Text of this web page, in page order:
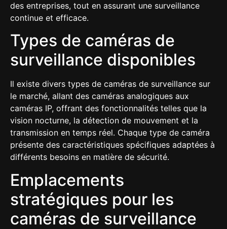
des entreprises, tout en assurant une surveillance
continue et efficace.
Types de caméras de
surveillance disponibles
Il existe divers types de caméras de surveillance sur
le marché, allant des caméras analogiques aux
caméras IP, offrant des fonctionnalités telles que la
vision nocturne, la détection de mouvement et la
transmission en temps réel. Chaque type de caméra
présente des caractéristiques spécifiques adaptées à
différents besoins en matière de sécurité.
Emplacements
stratégiques pour les
caméras de surveillance